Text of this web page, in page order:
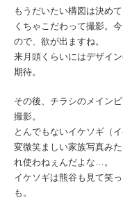
もうだいたい構図は決め
くちゃこだわって撮影。
ので、欲が出ますね。
来月頭くらいにはデザイ
期待。
その後、チラシのメイン
撮影。
とんでもないイケソギ（
変微笑ましい家族写真み
れ使わねぇんだよな…。
イケソギは熊谷も見て笑
も。